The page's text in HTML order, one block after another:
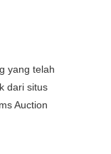
yang telah
dari situs
Auction